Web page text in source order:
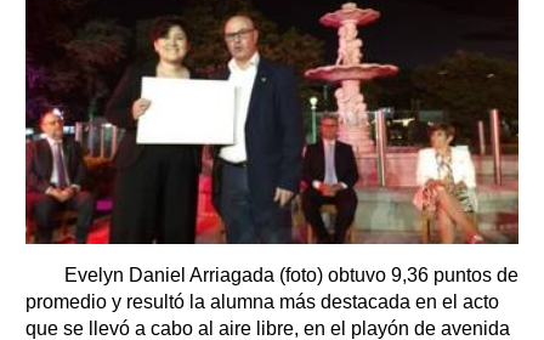
Edictos
Teléfonos de urgencia
Evelyn Daniel Arriagada (foto) obtuvo 9,36 puntos de
promedio y resultó la alumna más destacada en el acto
que se llevó a cabo al aire libre, en el playón de avenida